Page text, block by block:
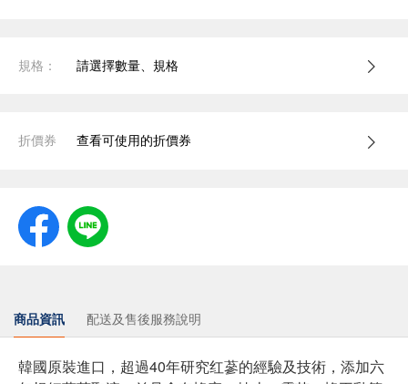
規格： 請選擇數量、規格
折價券 查看可使用的折價券
商品資訊 配送及售後服務說明
韓國原裝進口，超過40年研究红蔘的經驗及技術，添加六